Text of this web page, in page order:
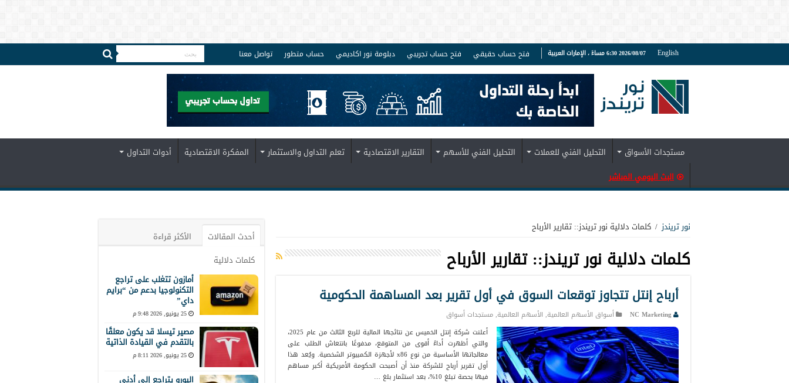
English 2026/08/07 6:30 مساءً ، الإمارات العربية فتح حساب حقيقي فتح حساب تجريبي دبلومة نور اكاديمي حساب متطور تواصل معنا
مستجدات الأسواق التحليل الفني للعملات التحليل الفني للأسهم التقارير الاقتصادية تعلم التداول والاستثمار المفكرة الاقتصادية
أدوات التداول
البث اليومي المباشر
نور تريندز / كلمات دلالية نور تريندز:: تقارير الأرباح
كلمات دلالية نور تريندز::تقارير الأرباح
أرباح إنتل تتجاوز توقعات السوق في أول تقرير بعد المساهمة الحكومية
NC Marketing أسواق الأسهم العالمية, الأسهم العالمية,مستجدات أسواق
أعلنت شركة إنتل الخميس عن نتائجها المالية للربع الثالث من عام 2025،
والتي أظهرت أداءً أقوى من المتوقع، مدفوعًا بانتعاش الطلب على
معالجاتها الأساسية من نوع x86 لأجهزة الكمبيوتر الشخصية. ويُعد هذا
أول تقرير أرباح للشركة منذ أن أصبحت الحكومة الأمريكية أكبر مساهم
فيها بحصة تبلغ 10%، بعد استثمار بلغ …
أحدث المقالات
الأكثر قراءة
كلمات دلالية
أمازون تتغلب على تراجع
التكنولوجيا بدعم من “برايم
داي”
25 يونيو, 2026 9:48 م
مصير تيسلا قد يكون معلقًا
بالتقدم في القيادة الذاتية
25 يونيو, 2026 8:11 م
اليورو يتراجع إلى أدنى